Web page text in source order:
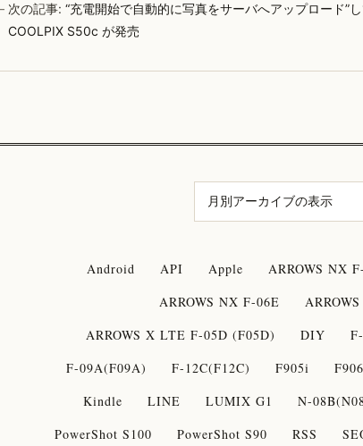
次の記事:“充電開始で自動的に写真をサーバへアップロード”
COOLPIX S50c が発売
Android API Apple ARROWS NX
ARROWS NX F-06E
ARROWS X LTE F-05D (F05D)
DIY
F-09A(F09A)
F-12C(F12C) F905i
Kindle
LINE LUMIX G1 N-
PowerShot S100
PowerShot S90 RSS